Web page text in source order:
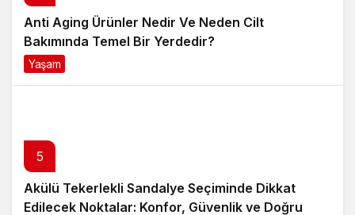
Anti Aging Ürünler Nedir Ve Neden Cilt
Bakımında Temel Bir Yerdedir?
Yaşam
5
Akülü Tekerlekli Sandalye Seçiminde Dikkat
Edilecek Noktalar: Konfor, Güvenlik ve Doğru